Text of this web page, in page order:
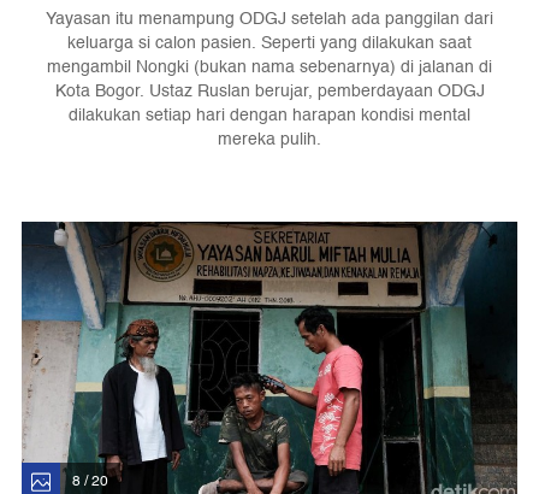
Yayasan itu menampung ODGJ setelah ada panggilan dari
keluarga si calon pasien. Seperti yang dilakukan saat
mengambil Nongki (bukan nama sebenarnya) di jalanan di
Kota Bogor. Ustaz Ruslan berujar, pemberdayaan ODGJ
dilakukan setiap hari dengan harapan kondisi mental
mereka pulih.
8 / 20